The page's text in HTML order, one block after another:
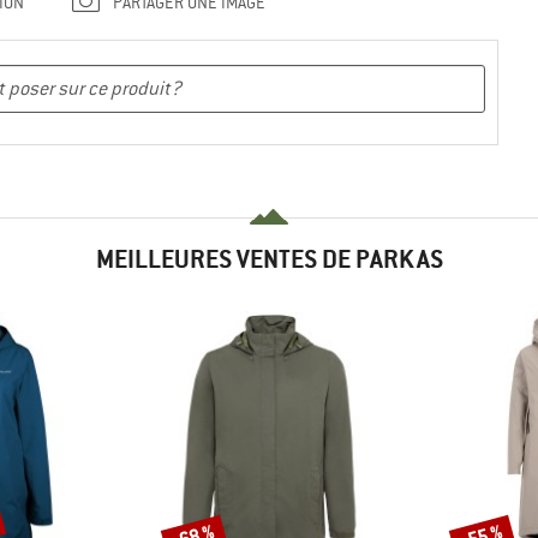
MEILLEURES VENTES DE PARKAS
Remise Remise